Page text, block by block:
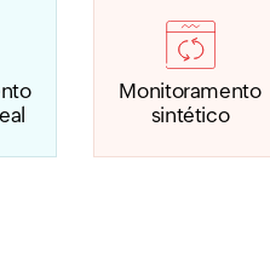
Monitoramento
sintético